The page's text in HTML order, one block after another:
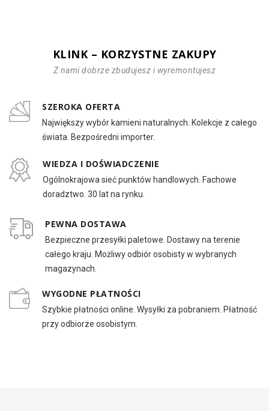
KLINK – KORZYSTNE ZAKUPY
Z nami dobrze zbudujesz i wyremontujesz
SZEROKA OFERTA
Największy wybór kamieni naturalnych. Kolekcje z całego
świata. Bezpośredni importer.
WIEDZA I DOŚWIADCZENIE
Ogólnokrajowa sieć punktów handlowych. Fachowe
doradztwo. 30 lat na rynku.
PEWNA DOSTAWA
Bezpieczne przesyłki paletowe. Dostawy na terenie
całego kraju. Możliwy odbiór osobisty w wybranych
magazynach.
WYGODNE PŁATNOŚCI
Szybkie płatności online. Wysyłki za pobraniem. Płatność
przy odbiorze osobistym.